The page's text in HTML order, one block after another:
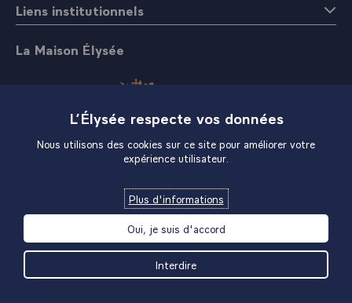
Liens institutionnels
La Maison Élysée
L’Élysée respecte vos données
Nous utilisons des cookies sur ce site pour améliorer votre
expérience utilisateur.
Plus d'informations
Oui, je suis d'accord
Interdire